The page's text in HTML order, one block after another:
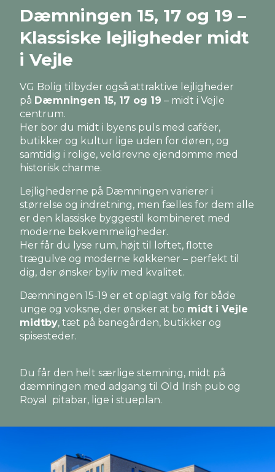
Dæmningen 15, 17 og 19 –
Klassiske lejligheder midt
i Vejle
VG Bolig tilbyder også attraktive lejligheder
på Dæmningen 15, 17 og 19 – midt i Vejle
centrum.
Her bor du midt i byens puls med caféer,
butikker og kultur lige uden for døren, og
samtidig i rolige, veldrevne ejendomme med
historisk charme.
Lejlighederne på Dæmningen varierer i
størrelse og indretning, men fælles for dem alle
er den klassiske byggestil kombineret med
moderne bekvemmeligheder.
Her får du lyse rum, højt til loftet, flotte
trægulve og moderne køkkener – perfekt til
dig, der ønsker byliv med kvalitet.
Dæmningen 15-19 er et oplagt valg for både
unge og voksne, der ønsker at bo midt i Vejle
midtby, tæt på banegården, butikker og
spisesteder.
Du får den helt særlige stemning, midt på
dæmningen med adgang til Old Irish pub og
Royal pitabar, lige i stueplan.